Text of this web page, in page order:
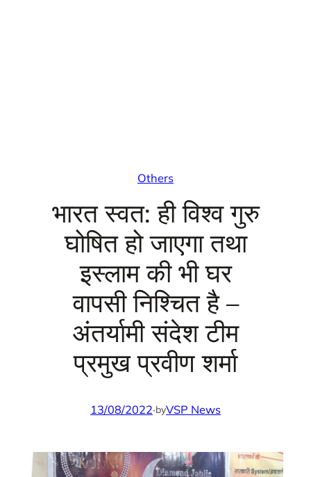
Others
भारत स्वत: ही विश्व गुरु
घोषित हो जाएगा तथा
इस्लाम की भी घर
वापसी निश्चित है –
अंतर्यामी संदेश टीम
प्रमुख प्रवीण शर्मा
13/08/2022·byVSP News